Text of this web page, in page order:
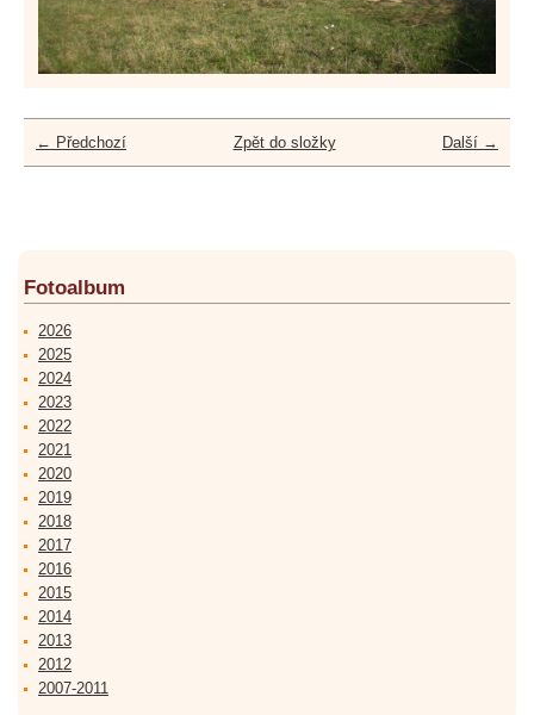
← Předchozí Další →
Zpět do složky
Fotoalbum
2026
2025
2024
2023
2022
2021
2020
2019
2018
2017
2016
2015
2014
2013
2012
2007-2011